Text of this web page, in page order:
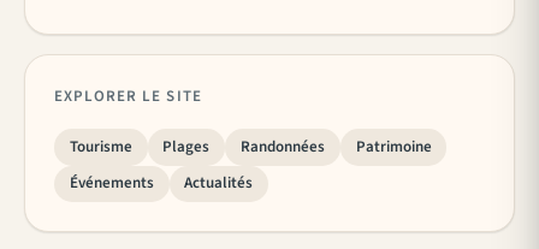
EXPLORER LE SITE
Tourisme Plages Randonnées
Patrimoine
Événements
Actualités